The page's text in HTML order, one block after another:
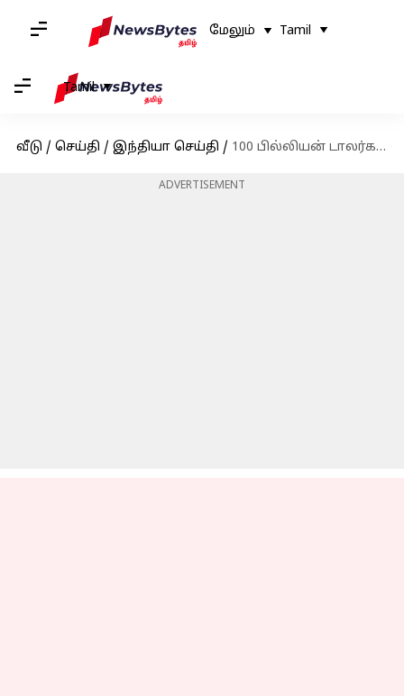
மேலும் Tamil
Tamil
வீடு / செய்தி / இந்தியா செய்தி / 100 பில்லியன் டாலர்கள் மதிப்பை அடையும் வாய்ப்பைக் கொண்டிருக்கும் போன்பே மற்றும் ஃப்ளிப்கார்ட்
ADVERTISEMENT